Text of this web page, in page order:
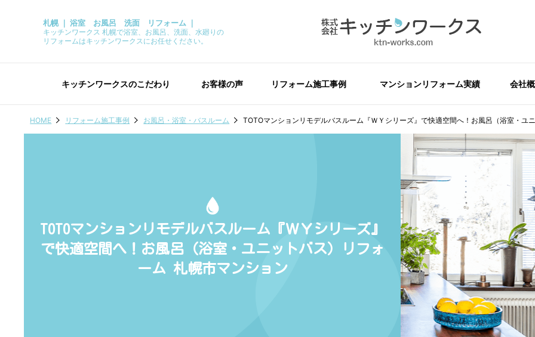
札幌 ｜ 浴室 お風呂 洗面 リフォーム ｜
キッチンワークス 札幌で浴室、お風呂、洗面、水廻りの
リフォームはキッチンワークスにお任せください。
キッチンワークスのこだわり お客様の声 リフォーム施工事例 マンションリフォーム実績 会社
HOME リフォーム施工事例 お風呂・浴室・バスルーム TOTOマンションリモデルバスルーム『ＷＹシリーズ』で快適空間へ！お風呂（浴室・ユ
TOTOマンションリモデルバスルーム『ＷＹシリーズ』
で快適空間へ！お風呂（浴室・ユニットバス）リフォ
ーム 札幌市マンション